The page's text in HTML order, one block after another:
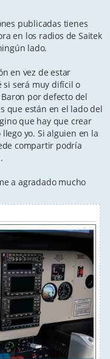
publicadas tienes
en los radios de Saitek
lado.
en vez de estar
si será muy difícil o
por defecto del
que están en el lado del
que hay que crear
yo. Si alguien en la
compartir podría
a agradado mucho